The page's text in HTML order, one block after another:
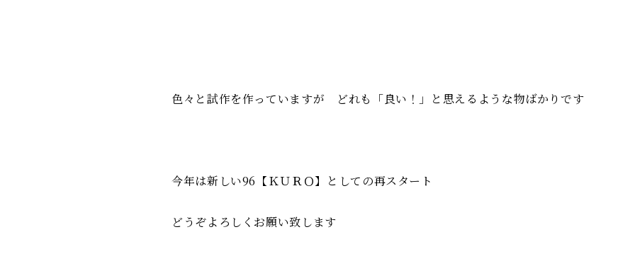
色々と試作を作っていますが どれも「良い！」と思えるような物ばかりです
今年は新しい96【ＫＵＲＯ】としての再スタート
どうぞよろしくお願い致します